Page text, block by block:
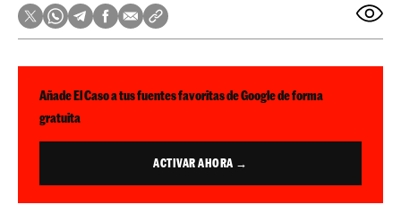
Añade El Caso a tus fuentes favoritas de Google de forma
gratuita
ACTIVAR AHORA →